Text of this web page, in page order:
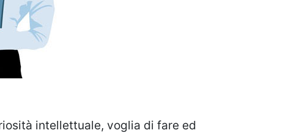
intellettuale, voglia di fare ed